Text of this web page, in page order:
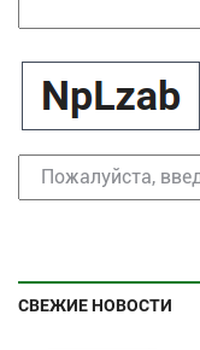
СВЕЖИЕ НОВОСТИ